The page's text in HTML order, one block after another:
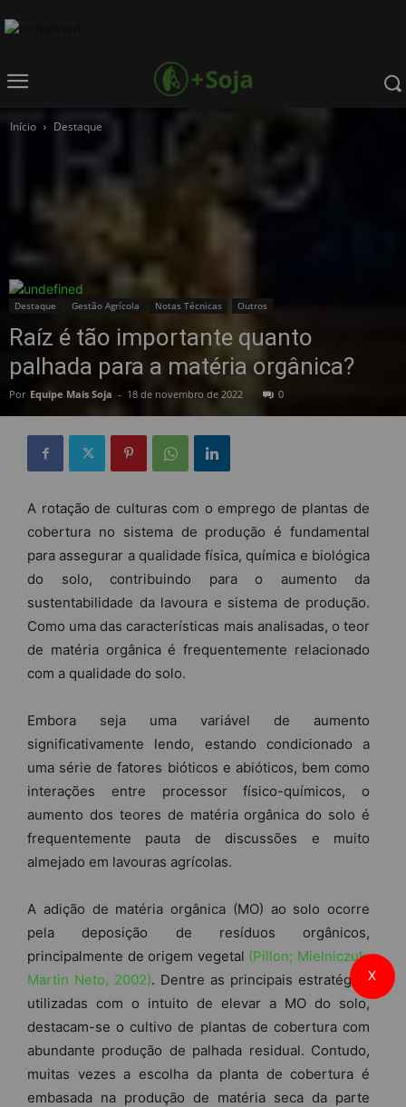
Início Destaque
Destaque Gestão Agrícola Notas Técnicas Outros
Raíz é tão importante quanto
palhada para a matéria orgânica?
Por Equipe Mais Soja - 18 de novembro de 2022 0
A rotação de culturas com o emprego de plantas de
cobertura no sistema de produção é fundamental
para assegurar a qualidade física, química e biológica
do solo, contribuindo para o aumento da
sustentabilidade da lavoura e sistema de produção.
Como uma das características mais analisadas, o teor
de matéria orgânica é frequentemente relacionado
com a qualidade do solo.
Embora seja uma variável de aumento
significativamente lendo, estando condicionado a
uma série de fatores bióticos e abióticos, bem como
interações entre processor físico-químicos, o
aumento dos teores de matéria orgânica do solo é
frequentemente pauta de discussões e muito
almejado em lavouras agrícolas.
A adição de matéria orgânica (MO) ao solo ocorre
pela deposição de resíduos orgânicos,
principalmente de origem vegetal (Pillon; Mielniczuk;
Martin Neto, 2002). Dentre as principais estratégias
utilizadas com o intuito de elevar a MO do solo,
destacam-se o cultivo de plantas de cobertura com
abundante produção de palhada residual. Contudo,
muitas vezes a escolha da planta de cobertura é
embasada na produção de matéria seca da parte
X